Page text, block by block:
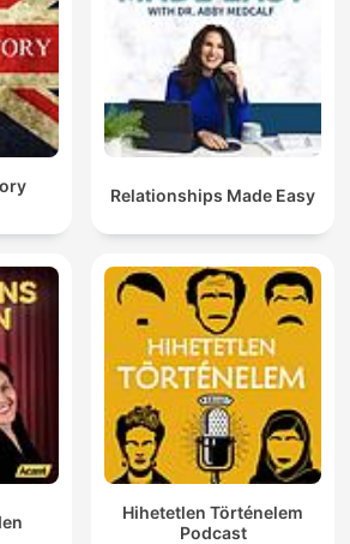
Relationships Made Easy
Hihetetlen Történelem
Podcast